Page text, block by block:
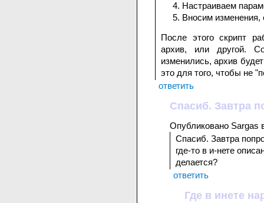
Настраиваем
Вносим изменения,
После этого скрипт
архив, или другой.
изменились, архив
это для того, чтобы не
ответить
Спасиб. Завтра
Опубликовано Sargas
Спасиб. Завтра
где-то в и-нете
делается?
ответить
Где в инете